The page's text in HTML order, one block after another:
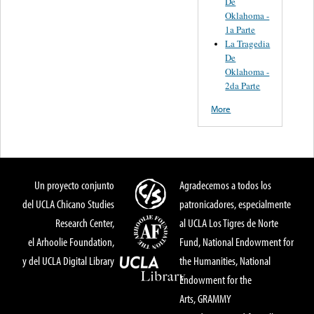
Oklahoma -
1a Parte
La Tragedia
De
Oklahoma -
2da Parte
More
Un proyecto conjunto
del UCLA Chicano Studies
Research Center,
el Arhoolie Foundation,
y del UCLA Digital Library
Agradecemos a todos los
patronicadores, especialmente
al UCLA Los Tigres de Norte
Fund, National Endowment for
the Humanities, National
Endowment for the
Arts, GRAMMY